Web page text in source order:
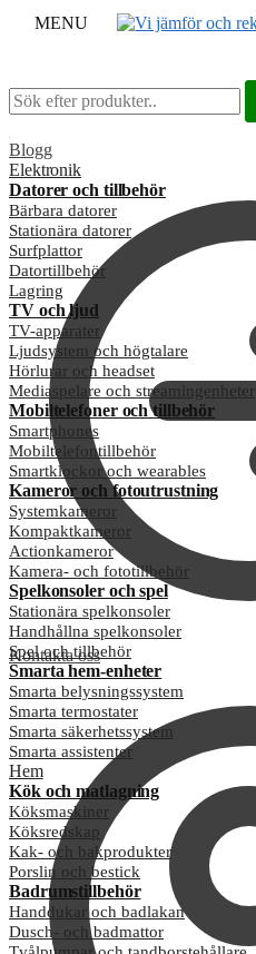
MENU
Sök
efter:
Blogg
Kontakta oss
Sök
efter:
Elektronik
Datorer och tillbehör
Bärbara datorer
Stationära datorer
Surfplattor
Datortillbehör
Lagring
TV och ljud
TV-apparater
Ljudsystem och högtalare
Hörlurar och headset
Mediaspelare och streamingenheter
Mobiltelefoner och tillbehör
Smartphones
Mobiltelefontillbehör
Smartklockor och wearables
Kameror och fotoutrustning
Systemkameror
Kompaktkameror
Actionkameror
Kamera- och fototillbehör
Spelkonsoler och spel
Stationära spelkonsoler
Handhållna spelkonsoler
Spel och tillbehör
Smarta hem-enheter
Smarta belysningssystem
Smarta termostater
Smarta säkerhetssystem
Smarta assistenter
Hem
Kök och matlagning
Köksmaskiner
Köksredskap
Kak- och bakprodukter
Porslin och bestick
Badrumstillbehör
Handdukar och badlakan
Dusch- och badmattor